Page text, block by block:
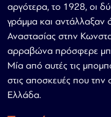
αργότερα, το 1928, οι
γράμμα και αντάλλαξαν
Αναστασίας στην
αρραβώνα πρόσφερε
Μία από αυτές τις
στις αποσκευές που την
Ελλάδα.